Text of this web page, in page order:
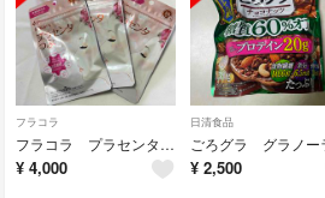
フラコラ
フラコラ プラセンタつぶ
¥ 4,000
日清食品
¥ 2,500